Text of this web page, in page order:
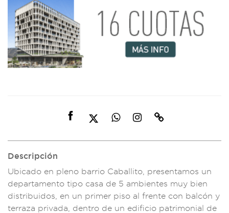
Descripción
Ubicado en pleno barrio Caballito, presentamos un
departamento tipo casa de 5 ambientes muy bien
distribuidos, en un primer piso al frente con balcón y
terraza privada, dentro de un edificio patrimonial de